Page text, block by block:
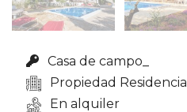
Casa de campo_
Propiedad Residencial
En alquiler